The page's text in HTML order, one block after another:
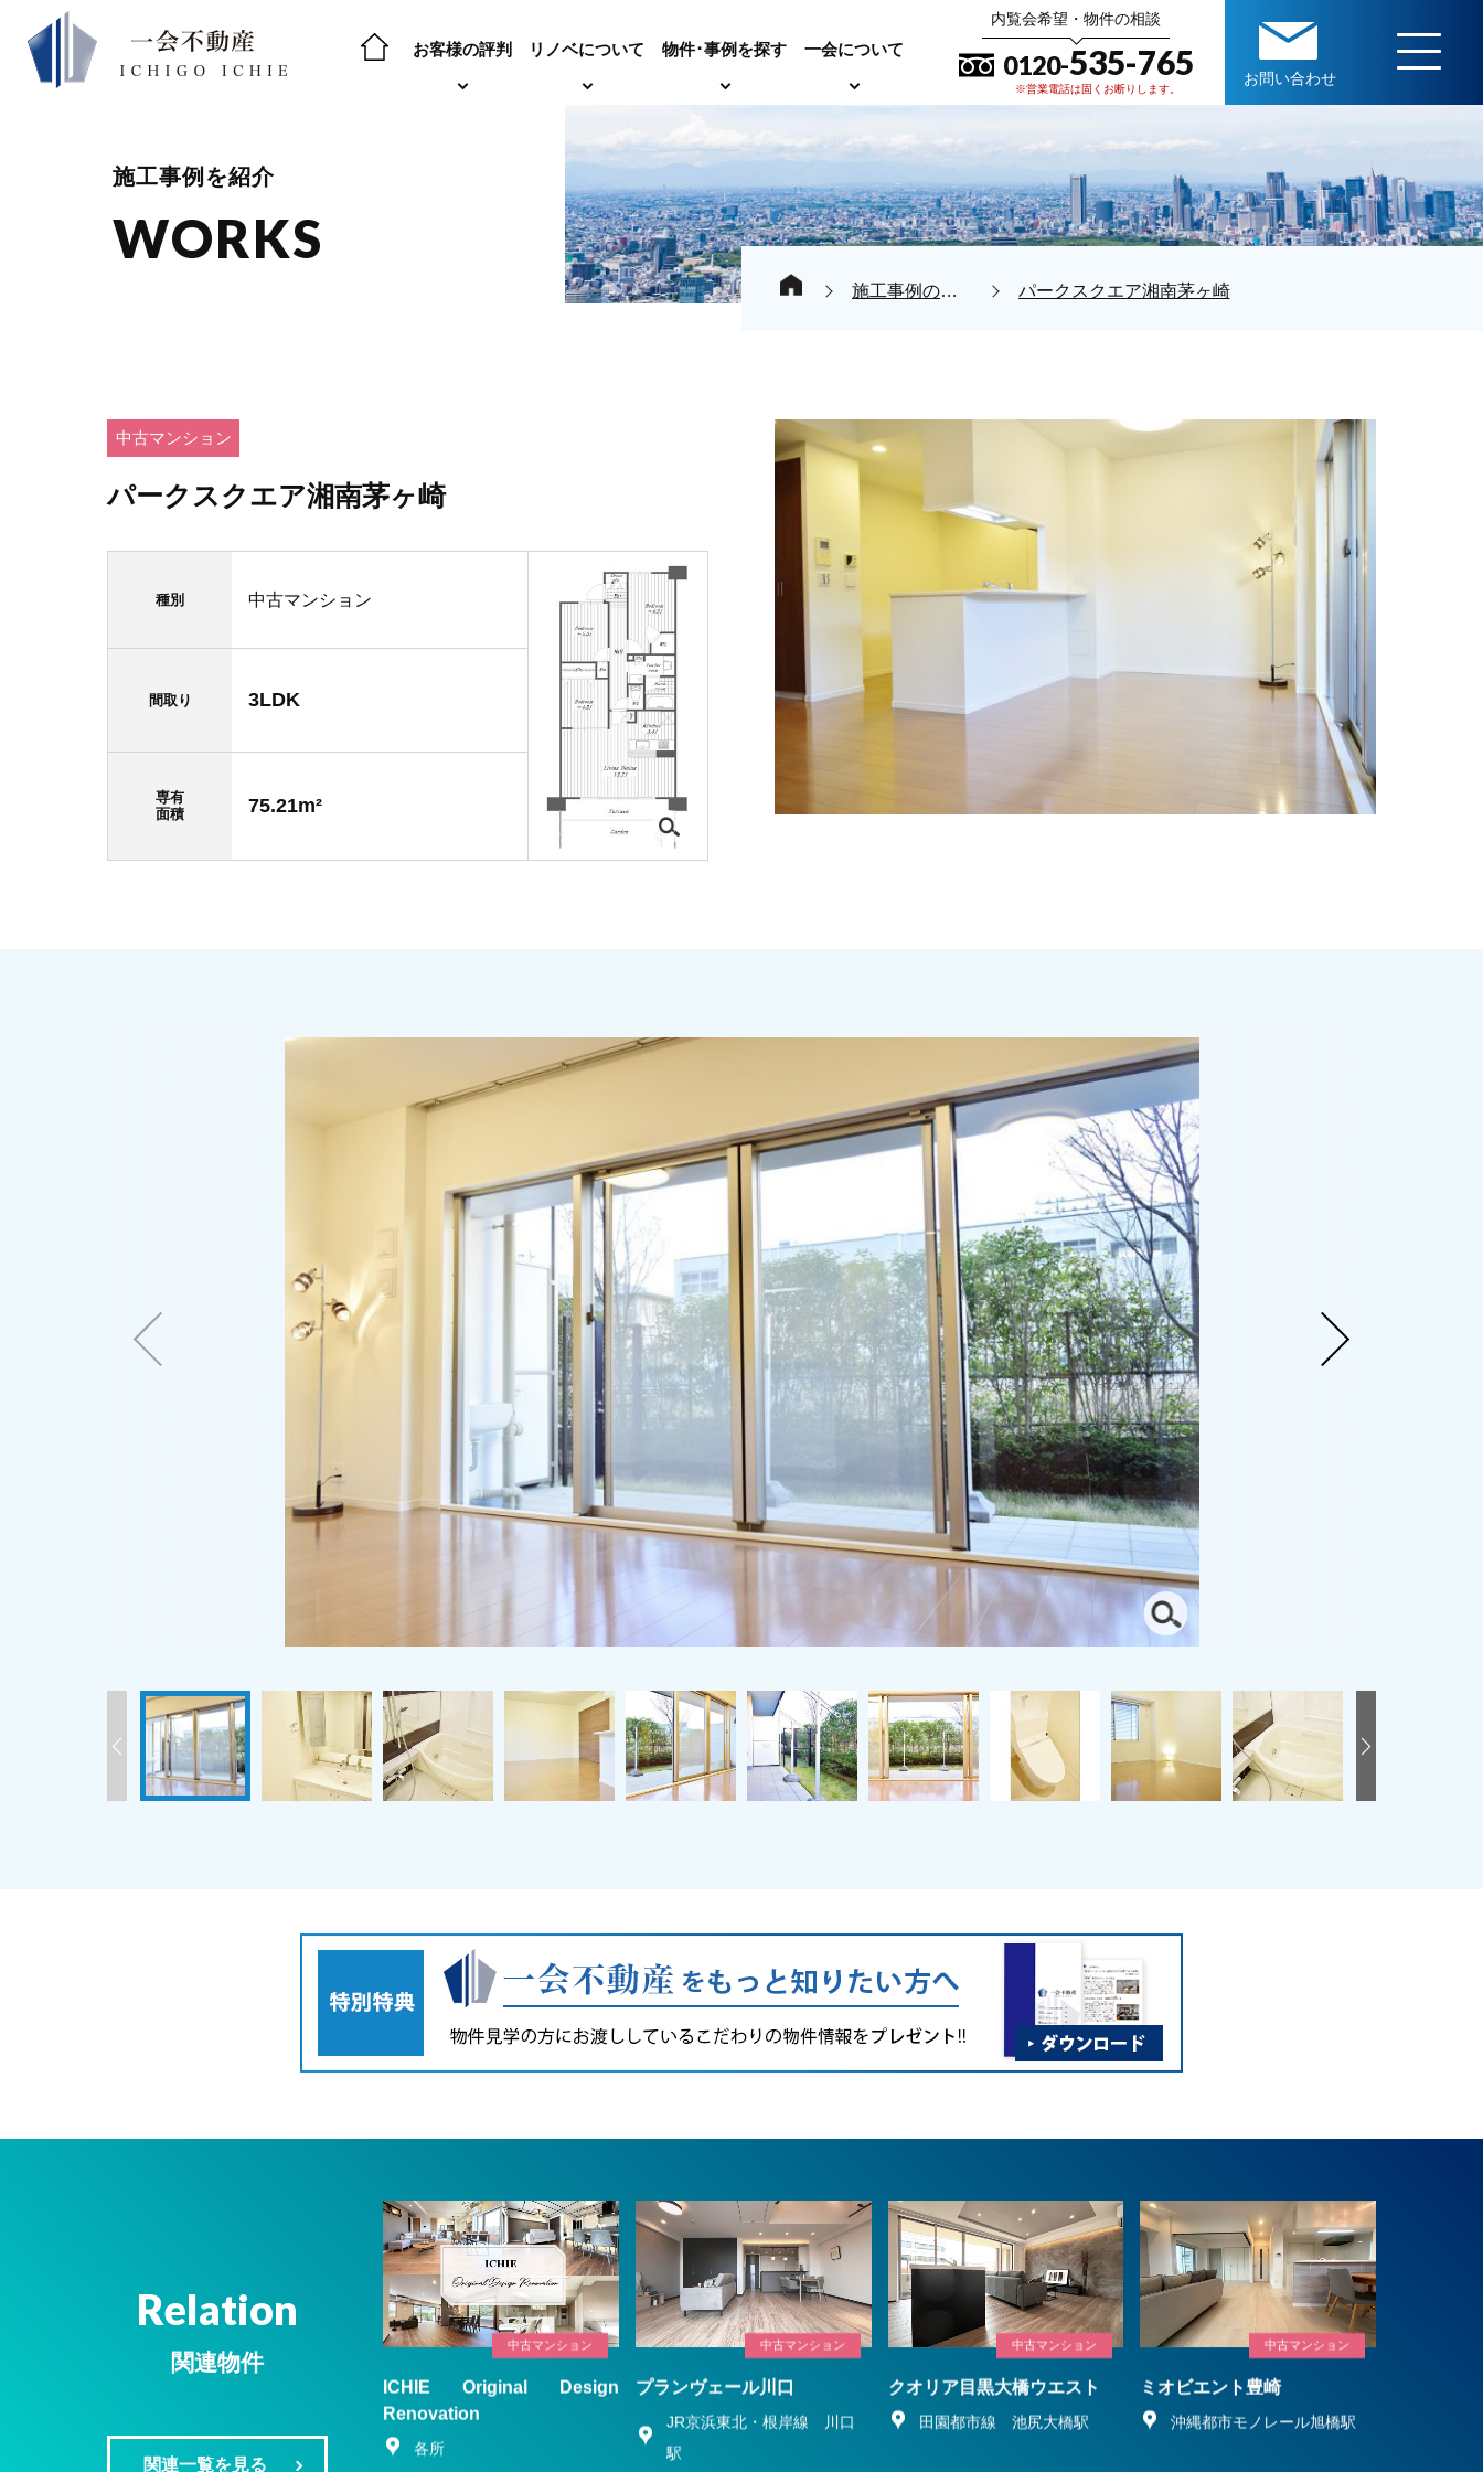
お客様の評判 リノベについて 物件･事例を探す 一会について
内覧会希望・物件の相談
0120-535-765
※営業電話は固くお断りします。
お問い合わせ
施工事例を紹介
WORKS
施工事例の紹介 パークスクエア湘南茅ヶ崎
中古マンション
パークスクエア湘南茅ヶ崎
種別 中古マンション
間取り 3LDK
専有
面積
75.21m²
Relation
関連物件
関連一覧を見る
中古マンション
ICHIE Original Design
Renovation
各所
中古マンション
プランヴェール川口
JR京浜東北・根岸線 川口
駅
中古マンション
クオリア目黒大橋ウエスト
田園都市線 池尻大橋駅
中古マンション
ミオビエント豊崎
沖縄都市モノレール旭橋駅